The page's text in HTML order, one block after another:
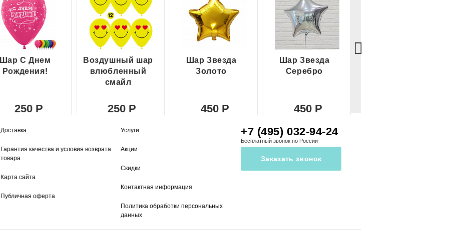
Шар С Днем
Рождения!
250
Воздушный шар
влюбленный
смайл
250
Шар Звезда
Золото
450
Шар Звезда
Серебро
450
Доставка
Гарантия качества и условия возврата
товара
Карта сайта
Публичная оферта
Услуги
Акции
Скидки
Контактная информация
Политика обработки персональных
данных
+7 (495) 032-94-24
Бесплатный звонок по России
Заказать звонок